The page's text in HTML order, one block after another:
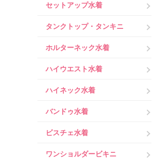
セットアップ水着
タンクトップ・タンキニ
ホルターネック水着
ハイウエスト水着
ハイネック水着
バンドゥ水着
ビスチェ水着
ワンショルダービキニ